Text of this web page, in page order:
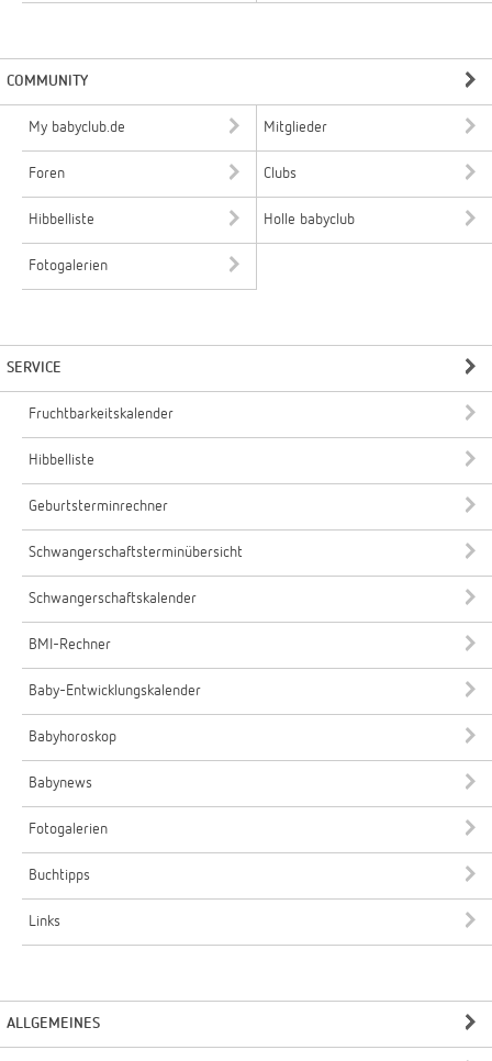
COMMUNITY
My babyclub.de Mitglieder
Foren Clubs
Hibbelliste Holle babyclub
Fotogalerien
SERVICE
Fruchtbarkeitskalender
Hibbelliste
Geburtsterminrechner
Schwangerschaftsterminübersicht
Schwangerschaftskalender
BMI-Rechner
Baby-Entwicklungskalender
Babyhoroskop
Babynews
Fotogalerien
Buchtipps
Links
ALLGEMEINES